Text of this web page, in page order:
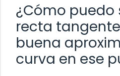
¿Cómo puedo
recta
buena
curva en ese